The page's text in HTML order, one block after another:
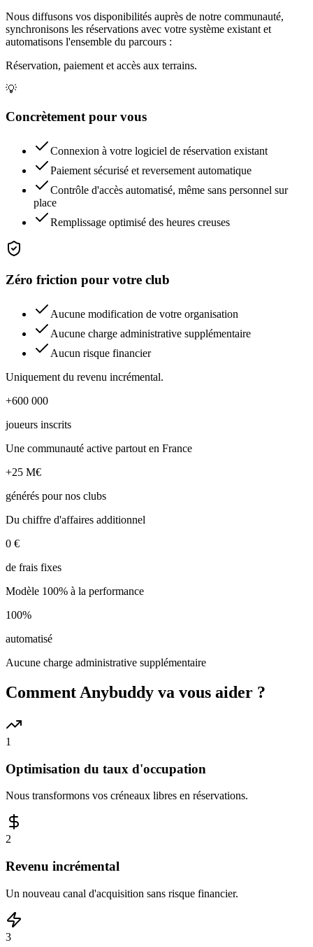
Nous diffusons vos disponibilités auprès de notre communauté,
synchronisons les réservations avec votre système existant et
automatisons l'ensemble du parcours :
Réservation, paiement et accès aux terrains.
💡
Concrètement pour vous
Connexion à votre logiciel de réservation existant
Paiement sécurisé et reversement automatique
Contrôle d'accès automatisé, même sans personnel sur
place
Remplissage optimisé des heures creuses
Zéro friction pour votre club
Aucune modification de votre organisation
Aucune charge administrative supplémentaire
Aucun risque financier
Uniquement du revenu incrémental.
+600 000
joueurs inscrits
Une communauté active partout en France
+25 M€
générés pour nos clubs
Du chiffre d'affaires additionnel
0 €
de frais fixes
Modèle 100% à la performance
100%
automatisé
Aucune charge administrative supplémentaire
Comment Anybuddy va vous aider ?
1
Optimisation du taux d'occupation
Nous transformons vos créneaux libres en réservations.
2
Revenu incrémental
Un nouveau canal d'acquisition sans risque financier.
3